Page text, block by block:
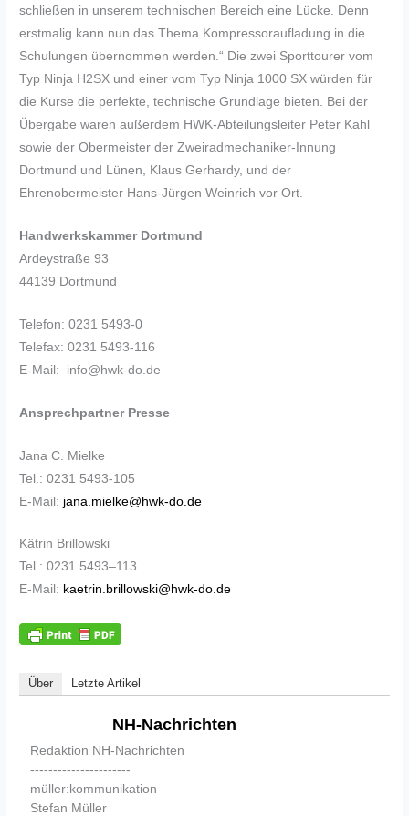
schließen in unserem technischen Bereich eine Lücke. Denn
erstmalig kann nun das Thema Kompressoraufladung in die
Schulungen übernommen werden.“ Die zwei Sporttourer vom
Typ Ninja H2SX und einer vom Typ Ninja 1000 SX würden für
die Kurse die perfekte, technische Grundlage bieten. Bei der
Übergabe waren außerdem HWK-Abteilungsleiter Peter Kahl
sowie der Obermeister der Zweiradmechaniker-Innung
Dortmund und Lünen, Klaus Gerhardy, und der
Ehrenobermeister Hans-Jürgen Weinrich vor Ort.
Handwerkskammer Dortmund
Ardeystraße 93
44139 Dortmund
Telefon: 0231 5493-0
Telefax: 0231 5493-116
E-Mail: info@hwk-do.de
Ansprechpartner Presse
Jana C. Mielke
Tel.: 0231 5493-105
E-Mail: jana.mielke@hwk-do.de
Kätrin Brillowski
Tel.: 0231 5493–113
E-Mail: kaetrin.brillowski@hwk-do.de
Über Letzte Artikel
NH-Nachrichten
Redaktion NH-Nachrichten
----------------------
müller:kommunikation
Stefan Müller